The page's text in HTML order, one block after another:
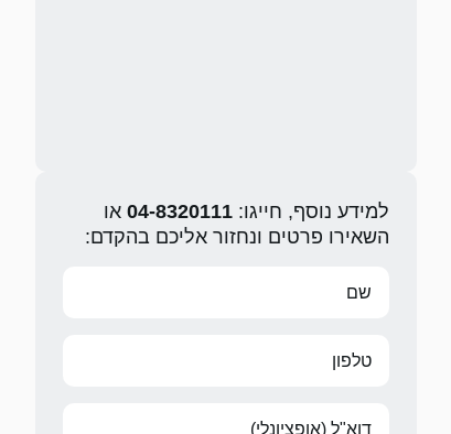
למידע נוסף, חייגו:04-8320111 או
השאירו פרטים ונחזור אליכם בהקדם: